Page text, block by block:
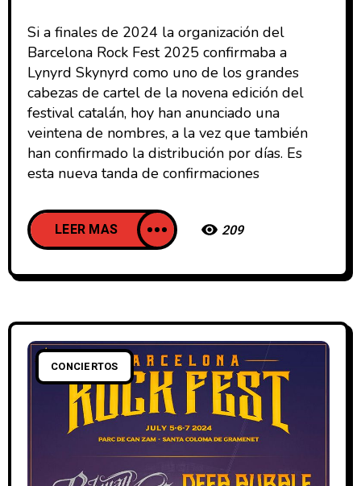
Si a finales de 2024 la organización del
Barcelona Rock Fest 2025 confirmaba a
Lynyrd Skynyrd como uno de los grandes
cabezas de cartel de la novena edición del
festival catalán, hoy han anunciado una
veintena de nombres, a la vez que también
han confirmado la distribución por días. Es
esta nueva tanda de confirmaciones
LEER MAS 209
CONCIERTOS